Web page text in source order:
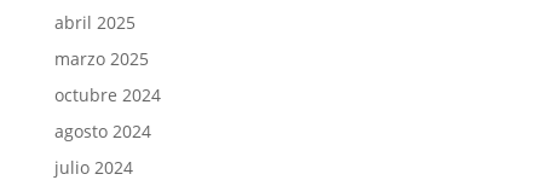
abril 2025
marzo 2025
octubre 2024
agosto 2024
julio 2024